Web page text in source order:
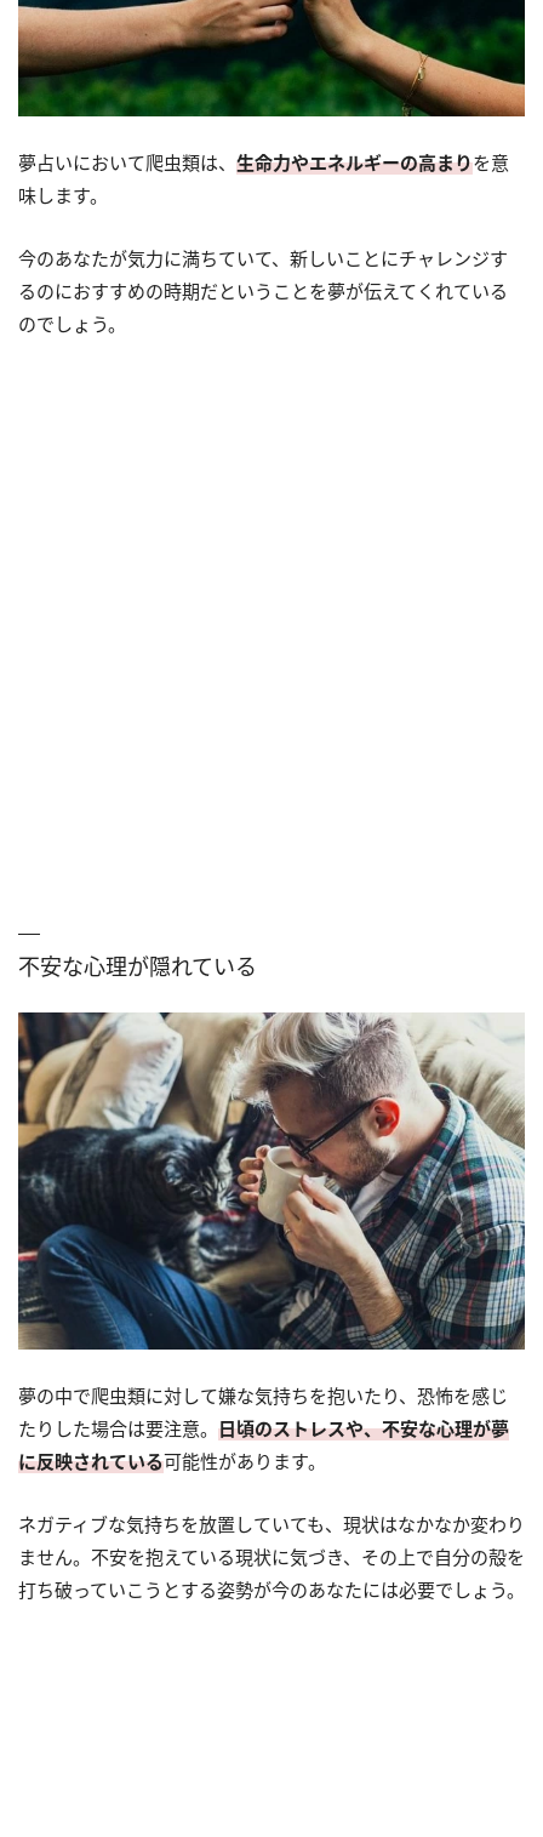
夢占いにおいて爬虫類は、 生命力やエネルギーの高まりを意
味します。
今のあなたが気力に満ちていて、新しいことにチャレンジす
るのにおすすめの時期だということを夢が伝えてくれている
のでしょう。
不安な心理が隠れている
夢の中で爬虫類に対して嫌な気持ちを抱いたり、恐怖を感じ
たりした場合は要注意。 日頃のストレスや、不安な心理が夢
に反映されている可能性があります。
ネガティブな気持ちを放置していても、現状はなかなか変わり
ません。不安を抱えている現状に気づき、その上で自分の殻を
打ち破っていこうとする姿勢が今のあなたには必要でしょう。